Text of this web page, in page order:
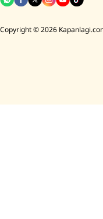
Copyright © 2026